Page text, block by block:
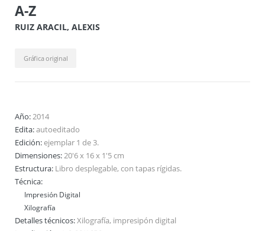
A-Z
RUIZ ARACIL, ALEXIS
Gráfica original
Año: 2014
Edita:autoeditado
Edición:ejemplar 1 de 3.
Dimensiones: 20'6 x 16 x 1'5 cm
Estructura: Libro desplegable, con tapas rígidas.
Técnica:
Impresión Digital
Xilografía
Detalles técnicos:Xilografía, impresipón digital